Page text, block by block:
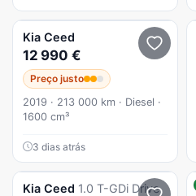
Kia Ceed
12 990 €
Preço justo
2019 · 213 000 km · Diesel ·
1600 cm³
3 dias atrás
Kia Ceed 1.0 T-GDi Drive